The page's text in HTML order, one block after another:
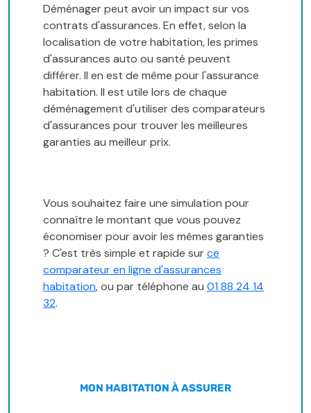
Déménager peut avoir un impact sur vos
contrats d'assurances. En effet, selon la
localisation de votre habitation, les primes
d'assurances auto ou santé peuvent
différer. Il en est de même pour l'assurance
habitation. Il est utile lors de chaque
déménagement d'utiliser des comparateurs
d'assurances pour trouver les meilleures
garanties au meilleur prix.
Vous souhaitez faire une simulation pour
connaître le montant que vous pouvez
économiser pour avoir les mêmes garanties
? C'est très simple et rapide surce
comparateur en ligne d'assurances
habitation, ou par téléphone au 01 88 24 14
32.